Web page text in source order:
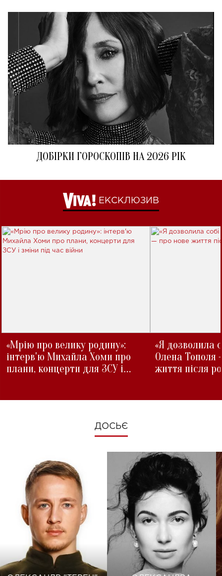
ДОБІРКИ ГОРОСКОПІВ НА 2026 РІК
ЕКСКЛЮЗИВ
«Мрію про велику родину»:
інтерв'ю Михайла Хоми про
плани, концерти для ЗСУ і
«Я дозволила
Олена Тополя
життя після
ДОСЬЄ